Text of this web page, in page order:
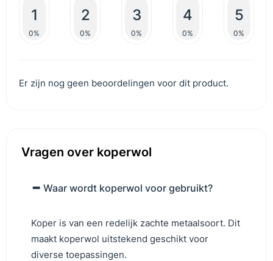
1
0%
2
0%
3
0%
4
0%
5
0%
Er zijn nog geen beoordelingen voor dit product.
Vragen over koperwol
Waar wordt koperwol voor gebruikt?
Koper is van een redelijk zachte metaalsoort. Dit
maakt koperwol uitstekend geschikt voor
diverse toepassingen.